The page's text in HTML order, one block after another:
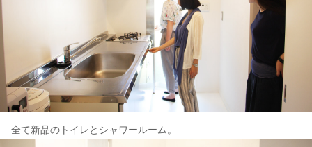
全て新品のトイレとシャワールーム。